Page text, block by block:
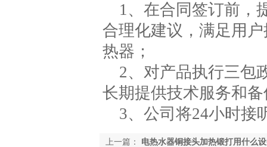
1、在合同签订前，
合理化建议，满足用
热器；
2、对产品执行三包
长期提供技术服务和备
3、公司将24小时接
上一篇： 电热水器铜接头加热锻打用什么